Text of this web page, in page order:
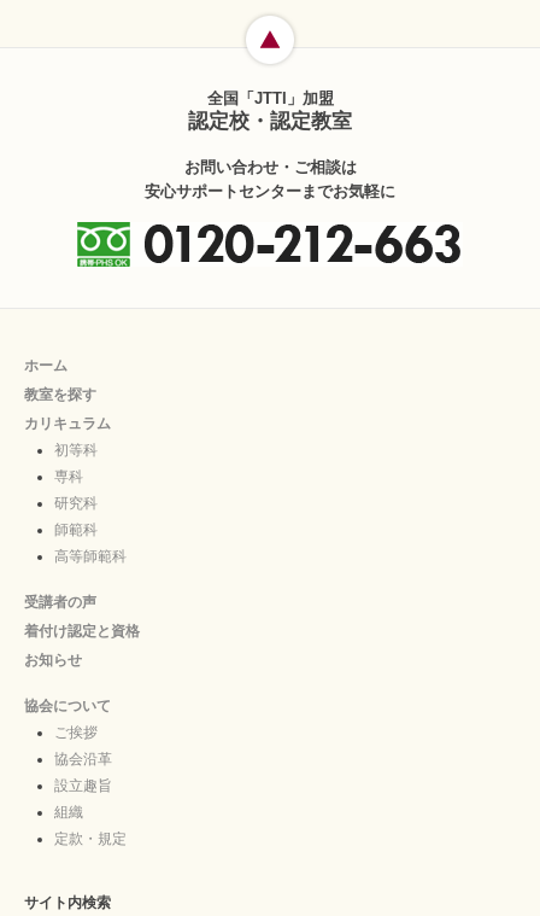
全国「JTTI」加盟
認定校・認定教室
お問い合わせ・ご相談は
安心サポートセンターまでお気軽に
ホーム
教室を探す
カリキュラム
初等科
専科
研究科
師範科
高等師範科
受講者の声
着付け認定と資格
お知らせ
協会について
ご挨拶
協会沿革
設立趣旨
組織
定款・規定
サイト内検索